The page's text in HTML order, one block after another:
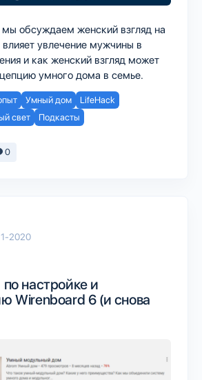
обсуждаем женский взгляд на
увлечение мужчины в
и как женский взгляд может
умного дома в семье.
Умный дом
LifeHack
свет Подкасты
0
2020
настройке и
Wirenboard 6 (и снова